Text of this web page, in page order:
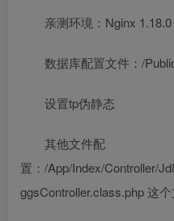
亲测环境：Nginx
数据库配置文件：/
设置tp伪静态
其他文件配
置：/App/Index/Controller/
ggsController.class.php 这